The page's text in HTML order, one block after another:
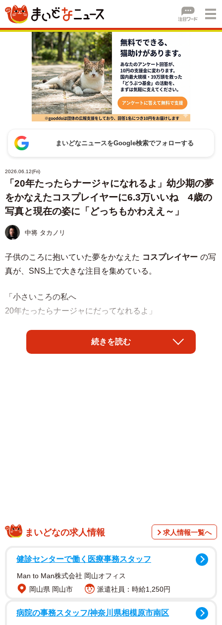
まいどなニュースをGoogle検索でフォローする
2026.06.12(Fri)
「20年たったらナージャになれるよ」幼少期の夢
をかなえたコスプレイヤーに6.3万いいね 4歳の
写真と現在の姿に「どっちもかわええ～」
中将 タカノリ
子供のころに抱いていた夢をかなえた コスプレイヤー の写
真が、SNS上で大きな注目を集めている。
「小さいころの私へ
20年たったらナージャにだってなれるよ」
と2枚の写真を紹介したのは、 藤淡雪
（@Awayuki__chan）。
20年ごしの夢を実現！（Faruさん撮影）
2003年から2004年にかけ放送されたアニメ
『明日のナー
ジャ』 （テレビ朝日）。その主人公・ナージャの衣装をま
とった小さな女の子が、20年を経てさらにナージャそっく
ックな今回の投稿について、藤さんにお話を聞いた。
続きを読む
まいどなの求人情報 求人情報一覧へ
健診センターで働く医療事務スタッフ
Man to Man株式会社 岡山オフィス
岡山県 岡山市
派遣社員：時給1,250円
病院の事務スタッフ/神奈川県相模原市南区